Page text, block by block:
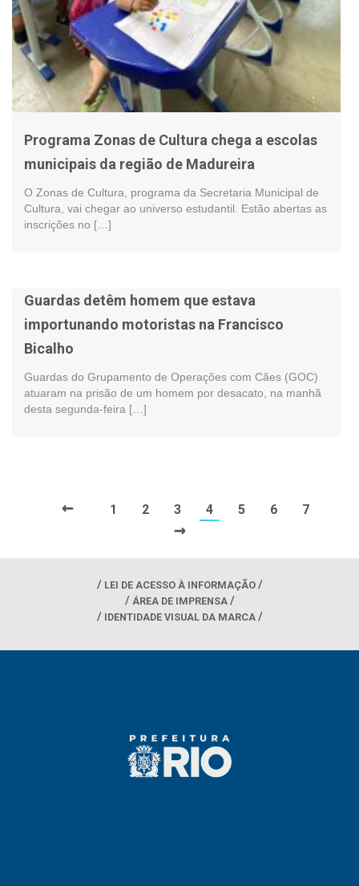
Programa Zonas de Cultura chega a escolas
municipais da região de Madureira
O Zonas de Cultura, programa da Secretaria Municipal de
Cultura, vai chegar ao universo estudantil. Estão abertas as
inscrições no […]
Guardas detêm homem que estava
importunando motoristas na Francisco
Bicalho
Guardas do Grupamento de Operações com Cães (GOC)
atuaram na prisão de um homem por desacato, na manhã
desta segunda-feira […]
← 1 2 3 4 5 6 7
→
LEI DE ACESSO À INFORMAÇÃO
ÁREA DE IMPRENSA
IDENTIDADE VISUAL DA MARCA